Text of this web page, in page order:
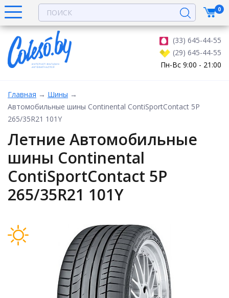
(33) 645-44-55
(29) 645-44-55
Пн-Вс 9:00 - 21:00
0
Главная → Шины →
Автомобильные шины Continental ContiSportContact 5P
265/35R21 101Y
Летние Автомобильные
шины Continental
ContiSportContact 5P
265/35R21 101Y